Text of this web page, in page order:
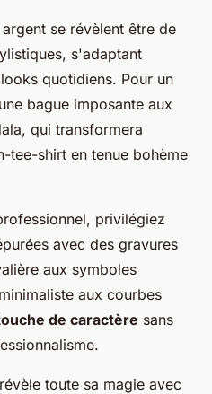
se révèlent être de
s'adaptant
quotidiens. Pour un
bague imposante aux
qui transformera
tee-shirt en tenue bohème
privilégiez
avec des gravures
aux symboles
aux courbes
de caractère sans
toute sa magie avec